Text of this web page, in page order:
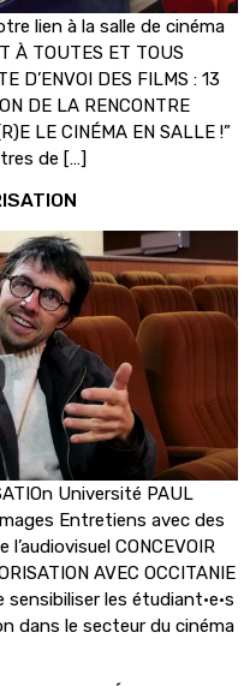
lien à la salle de cinéma
À TOUTES ET TOUS
D’ENVOI DES FILMS : 13
DE LA RENCONTRE
LE CINÉMA EN SALLE !”
de […]
Université PAUL
Entretiens avec des
CONCEVOIR
AVEC OCCITANIE
les étudiant·e·s
dans le secteur du cinéma